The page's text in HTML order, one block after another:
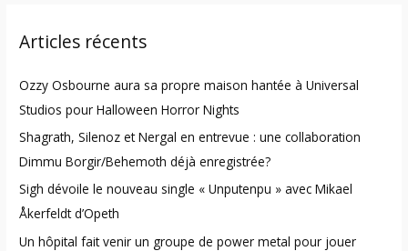
c
f
o
r
:
Articles récents
Ozzy Osbourne aura sa propre maison hantée à Universal
Studios pour Halloween Horror Nights
Shagrath, Silenoz et Nergal en entrevue : une collaboration
Dimmu Borgir/Behemoth déjà enregistrée?
Sigh dévoile le nouveau single « Unputenpu » avec Mikael
Åkerfeldt d’Opeth
Un hôpital fait venir un groupe de power metal pour jouer